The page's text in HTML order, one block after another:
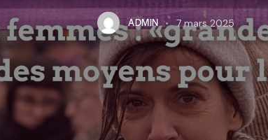
ADMIN 7 mars 2025